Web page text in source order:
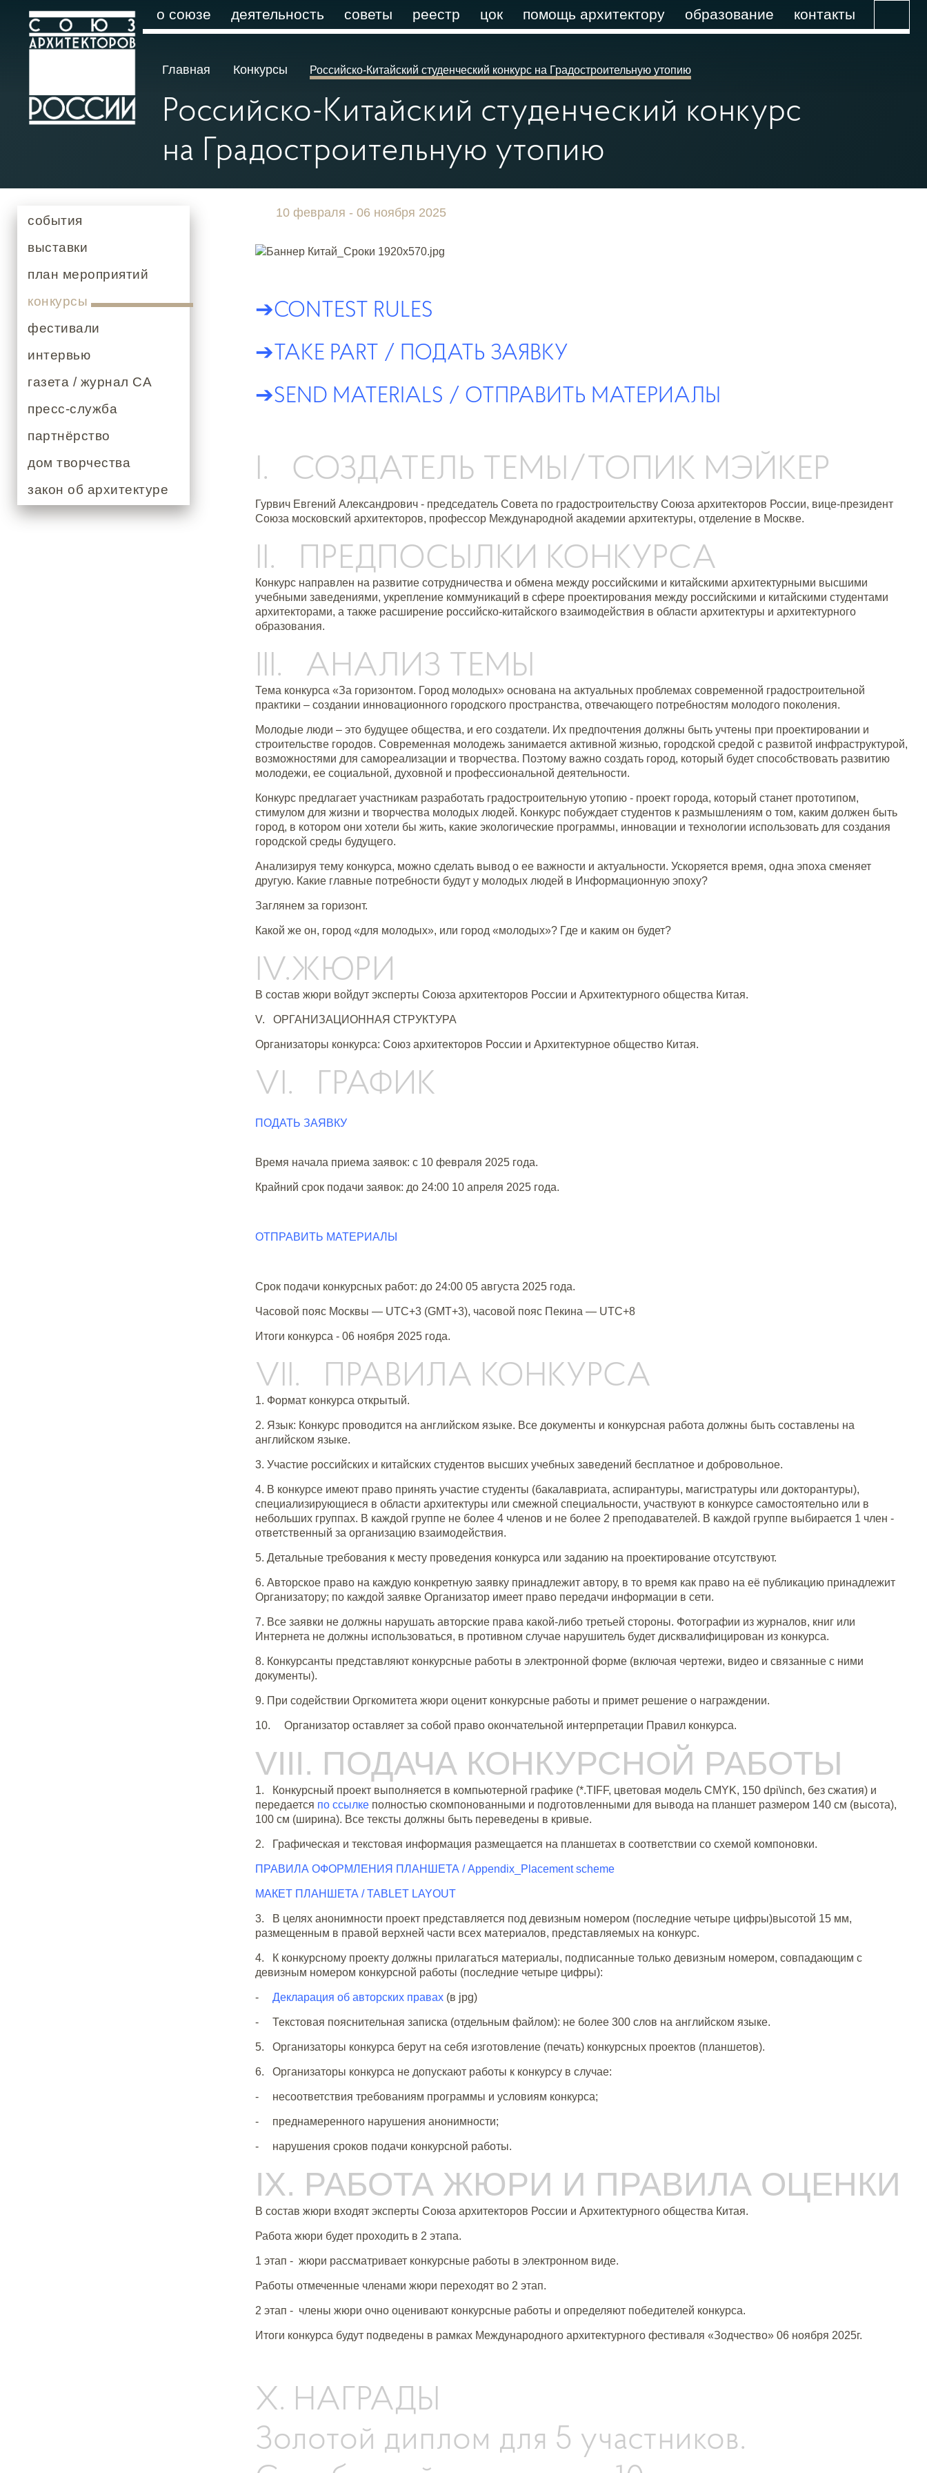
о союзе деятельность советы реестр цок помощь архитектору образование контакты
Главная Конкурсы Российско-Китайский студенческий конкурс на Градостроительную утопию
Российско-Китайский студенческий конкурс
на Градостроительную утопию
события
выставки
план мероприятий
конкурсы
фестивали
интервью
газета / журнал СА
пресс-служба
партнёрство
дом творчества
закон об архитектуре
10 февраля - 06 ноября 2025
➔CONTEST RULES
➔TAKE PART / ПОДАТЬ ЗАЯВКУ
➔SEND MATERIALS / ОТПРАВИТЬ МАТЕРИАЛЫ
I. СОЗДАТЕЛЬ ТЕМЫ/ТОПИК МЭЙКЕР
Гурвич Евгений Александрович - председатель Совета по градостроительству Союза архитекторов России, вице-президент
Союза московский архитекторов, профессор Международной академии архитектуры, отделение в Москве.
II. ПРЕДПОСЫЛКИ КОНКУРСА
Конкурс направлен на развитие сотрудничества и обмена между российскими и китайскими архитектурными высшими
учебными заведениями, укрепление коммуникаций в сфере проектирования между российскими и китайскими студентами
архитекторами, а также расширение российско-китайского взаимодействия в области архитектуры и архитектурного
образования.
III. АНАЛИЗ ТЕМЫ
Тема конкурса «За горизонтом. Город молодых» основана на актуальных проблемах современной градостроительной
практики – создании инновационного городского пространства, отвечающего потребностям молодого поколения.
Молодые люди – это будущее общества, и его создатели. Их предпочтения должны быть учтены при проектировании и
строительстве городов. Современная молодежь занимается активной жизнью, городской средой с развитой инфраструктурой,
возможностями для самореализации и творчества. Поэтому важно создать город, который будет способствовать развитию
молодежи, ее социальной, духовной и профессиональной деятельности.
Конкурс предлагает участникам разработать градостроительную утопию - проект города, который станет прототипом,
стимулом для жизни и творчества молодых людей. Конкурс побуждает студентов к размышлениям о том, каким должен быть
город, в котором они хотели бы жить, какие экологические программы, инновации и технологии использовать для создания
городской среды будущего.
Анализируя тему конкурса, можно сделать вывод о ее важности и актуальности. Ускоряется время, одна эпоха сменяет
другую. Какие главные потребности будут у молодых людей в Информационную эпоху?
Заглянем за горизонт.
Какой же он, город «для молодых», или город «молодых»? Где и каким он будет?
IV.ЖЮРИ
В состав жюри войдут эксперты Союза архитекторов России и Архитектурного общества Китая.
V. ОРГАНИЗАЦИОННАЯ СТРУКТУРА
Организаторы конкурса: Союз архитекторов России и Архитектурное общество Китая.
VI. ГРАФИК
ПОДАТЬ ЗАЯВКУ
Время начала приема заявок: с 10 февраля 2025 года.
Крайний срок подачи заявок: до 24:00 10 апреля 2025 года.
ОТПРАВИТЬ МАТЕРИАЛ Ы
Срок подачи конкурсных работ: до 24:00 05 августа 2025 года.
Часовой пояс Москвы — UTC+3 (GMT+3), часовой пояс Пекина — UTC+8
Итоги конкурса - 06 ноября 2025 года.
VII. ПРАВИЛА КОНКУРСА
1. Формат конкурса открытый.
2. Язык: Конкурс проводится на английском языке. Все документы и конкурсная работа должны быть составлены на
английском языке.
3. Участие российских и китайских студентов высших учебных заведений бесплатное и добровольное.
4. В конкурсе имеют право принять участие студенты (бакалавриата, аспирантуры, магистратуры или докторантуры),
специализирующиеся в области архитектуры или смежной специальности, участвуют в конкурсе самостоятельно или в
небольших группах. В каждой группе не более 4 членов и не более 2 преподавателей. В каждой группе выбирается 1 член -
ответственный за организацию взаимодействия.
5. Детальные требования к месту проведения конкурса или заданию на проектирование отсутствуют.
6. Авторское право на каждую конкретную заявку принадлежит автору, в то время как право на её публикацию принадлежит
Организатору; по каждой заявке Организатор имеет право передачи информации в сети.
7. Все заявки не должны нарушать авторские права какой-либо третьей стороны. Фотографии из журналов, книг или
Интернета не должны использоваться, в противном случае нарушитель будет дисквалифицирован из конкурса.
8. Конкурсанты представляют конкурсные работы в электронной форме (включая чертежи, видео и связанные с ними
документы).
9. При содействии Оргкомитета жюри оценит конкурсные работы и примет решение о награждении.
10. Организатор оставляет за собой право окончательной интерпретации Правил конкурса.
VIII. ПОДАЧА КОНКУРСНОЙ РАБОТЫ
1. Конкурсный проект выполняется в компьютерной графике (*.TIFF, цветовая модель CMYK, 150 dpi\inch, без сжатия) и
передается по ссылке полностью скомпонованными и подготовленными для вывода на планшет размером 140 см (высота),
100 см (ширина). Все тексты должны быть переведены в кривые.
2. Графическая и текстовая информация размещается на планшетах в соответствии со схемой компоновки.
ПРАВИЛА ОФОРМЛЕНИЯ ПЛАНШЕТА / Appendix_Placement scheme
МАКЕТ ПЛАНШЕТА / TABLET LAYOUT
3. В целях анонимности проект представляется под девизным номером (последние четыре цифры)высотой 15 мм,
размещенным в правой верхней части всех материалов, представляемых на конкурс.
4. К конкурсному проекту должны прилагаться материалы, подписанные только девизным номером, совпадающим с
девизным номером конкурсной работы (последние четыре цифры):
- Декларация об авторских правах (в jpg)
- Текстовая пояснительная записка (отдельным файлом): не более 300 слов на английском языке.
5. Организаторы конкурса берут на себя изготовление (печать) конкурсных проектов (планшетов).
6. Организаторы конкурса не допускают работы к конкурсу в случае:
- несоответствия требованиям программы и условиям конкурса;
- преднамеренного нарушения анонимности;
- нарушения сроков подачи конкурсной работы.
IX. РАБОТА ЖЮРИ И ПРАВИЛА ОЦЕНКИ
В состав жюри входят эксперты Союза архитекторов России и Архитектурного общества Китая.
Работа жюри будет проходить в 2 этапа.
1 этап - жюри рассматривает конкурсные работы в электронном виде.
Работы отмеченные членами жюри переходят во 2 этап.
2 этап - члены жюри очно оценивают конкурсные работы и определяют победителей конкурса.
Итоги конкурса будут подведены в рамках Международного архитектурного фестиваля «Зодчество» 06 ноября 2025г.
X. НАГРАДЫ
Золотой диплом для 5 участников.